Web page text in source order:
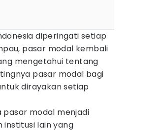
diperingati setiap
pasar modal kembali
mengetahui tentang
pasar modal bagi
dirayakan setiap
modal menjadi
lain yang